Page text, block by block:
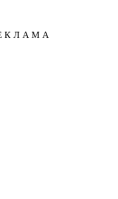
К Л А М А